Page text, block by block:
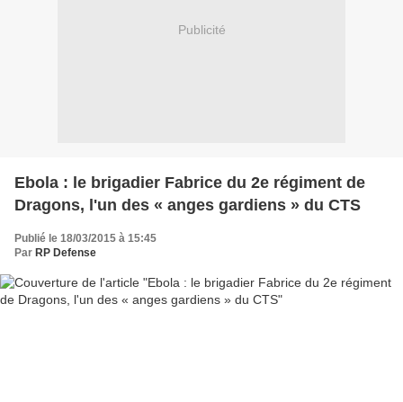
Publicité
Ebola : le brigadier Fabrice du 2e régiment de
Dragons, l'un des « anges gardiens » du CTS
Publié le 18/03/2015 à 15:45
Par RP Defense